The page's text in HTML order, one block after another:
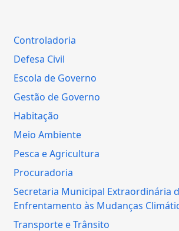
Controladoria
Defesa Civil
Escola de Governo
Gestão de Governo
Habitação
Meio Ambiente
Pesca e Agricultura
Procuradoria
Secretaria Municipal Extraordinária
Enfrentamento às Mudanças
Transporte e Trânsito